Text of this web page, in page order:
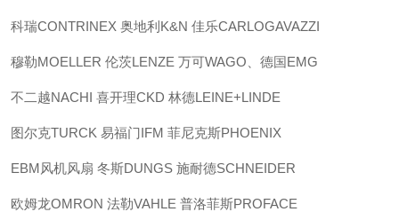
科瑞CONTRINEX 奥地利K&N 佳乐CARLOGAVAZZI
穆勒MOELLER 伦茨LENZE 万可WAGO、德国EMG
不二越NACHI 喜开理CKD 林德LEINE+LINDE
图尔克TURCK 易福门IFM 菲尼克斯PHOENIX
EBM风机风扇 冬斯DUNGS 施耐德SCHNEIDER
欧姆龙OMRON 法勒VAHLE 普洛菲斯PROFACE